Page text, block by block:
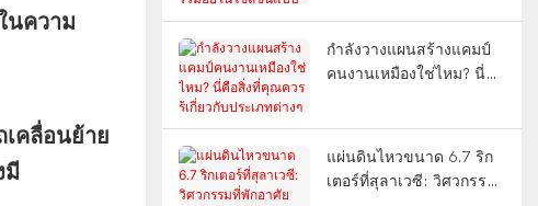
นความ
คลื่อนย้าย
กำลังวางแผนสร้างแคมป์
คนงานเหมืองใช่ไหม? นี่คือ
แบบ FIFO และการส่งมอบ
แบบครบวงจร
แผ่นดินไหวขนาด 6.7 ริก
เตอร์ที่สุลาเวซี: วิศวกรรม